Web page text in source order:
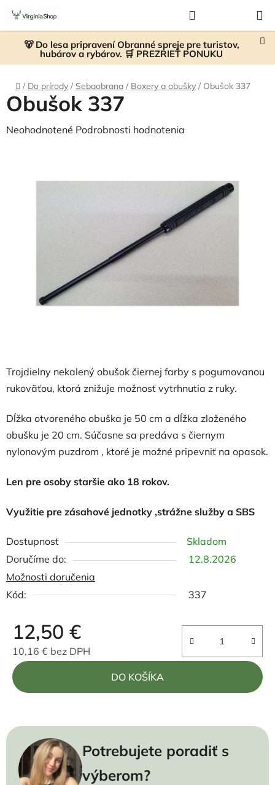
Prejsť
obsah
🐻 Do lesa pripravení Obranné spreje pre turistov,
hubárov a rybárov. 🛒 PREZRIEŤ PONUKU
KOŠÍK
Domov
/ Do prírody / Sebaobrana / Boxery a obušky / Obušok 337
Trojdielny nekalený obušok čiernej farby s pogumovanou
rukoväťou, ktorá znižuje možnosť vytrhnutia z ruky.
Dĺžka otvoreného obuška je 50 cm a dĺžka zloženého
obušku je 20 cm. Súčasne sa predáva s čiernym
nylonovým puzdrom , ktoré je možné pripevniť na opasok.
Len pre osoby staršie ako 18 rokov.
Využitie pre zásahové jednotky ,strážne služby a SBS
Dostupnosť
Skladom
12.8.2026
Možnosti doručenia
Kód:
337
12,50 €
10,16 € bez DPH
Jednotková cena:
DO KOŠÍKA
Potrebujete poradiť s
výberom?
Obušok 337
Priemerné
Neohodnotené Podrobnosti hodnotenia